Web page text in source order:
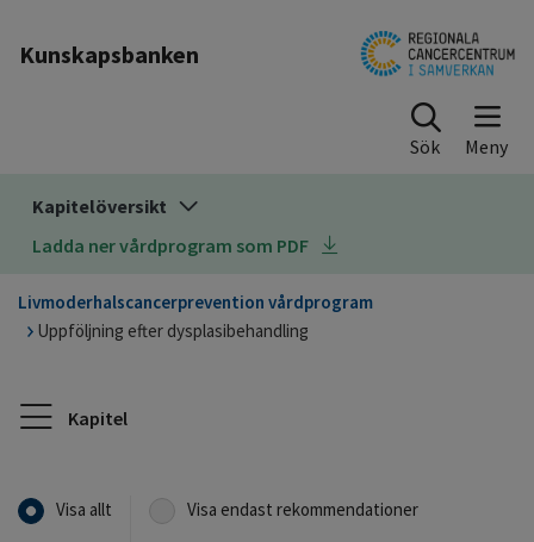
Kunskapsbanken
Sök
Kapitelöversikt
Ladda ner vårdprogram som PDF
Livmoderhalscancerprevention vårdprogram
Uppföljning efter dysplasibehandling
Kapitel
Visa allt Visa endast rekommendationer